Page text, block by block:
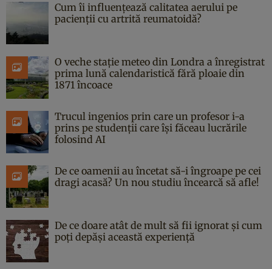
Cum îi influențează calitatea aerului pe
pacienții cu artrită reumatoidă?
O veche stație meteo din Londra a înregistrat
prima lună calendaristică fără ploaie din
1871 încoace
Trucul ingenios prin care un profesor i-a
prins pe studenții care își făceau lucrările
folosind AI
De ce oamenii au încetat să-i îngroape pe cei
dragi acasă? Un nou studiu încearcă să afle!
De ce doare atât de mult să fii ignorat și cum
poți depăși această experiență